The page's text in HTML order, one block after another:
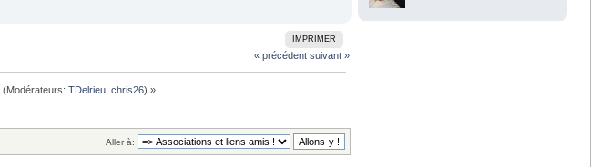
IMPRIMER
« précédent suivant »
(Modérateurs: TDelrieu, chris26) »
Aller à: